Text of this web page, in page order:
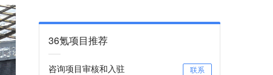
36氪项目推荐
咨询项目审核和入驻 联系